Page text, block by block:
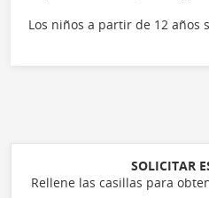
Los niños a partir de 12 años
SOLICITAR
Rellene las casillas para